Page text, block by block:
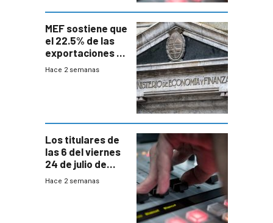
MEF sostiene que
el 22.5% de las
exportaciones a
EE.UU se verán
Hace 2 semanas
Los titulares de
las 6 del viernes
24 de julio de
2026
Hace 2 semanas